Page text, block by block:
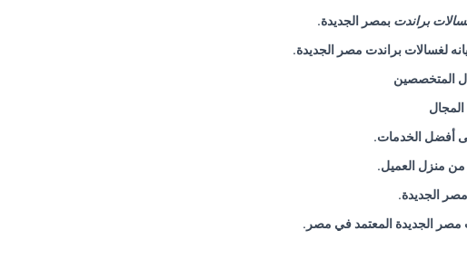
براندت بمصر الجديدة.
لغسالات براندت مصر الجديدة.
المتخصصين
أفضل الخدمات.
من منزل العميل.
الجديدة.
مصر الجديدة المعتمد في مصر.